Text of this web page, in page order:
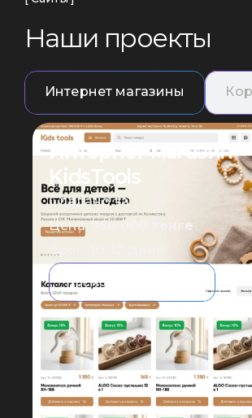
Наши проекты
Интернет магазины
Интернет магазин
KidsTools
Сделано за
Цена:750 000 тенге
Посмотреть сайт